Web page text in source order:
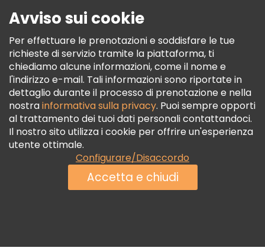
Partner
Iscriviti Al Freetour
Accesso Del Fornitore
Programma Di Affiliazione
Società
Destinazioni
Chi Siamo
Valutazioni e recensioni con tecnologia
Avviso sui cookie
Per effettuare le prenotazioni e soddisfare le tue
richieste di servizio tramite la piattaforma, ti
chiediamo alcune informazioni, come il nome e
l'indirizzo e-mail. Tali informazioni sono riportate in
dettaglio durante il processo di prenotazione e nella
nostrainformativa sulla privacy. Puoi sempre opporti
al trattamento dei tuoi dati personali contattandoci.
Il nostro sito utilizza i cookie per offrire un'esperienza
utente ottimale.
Configurare/Disaccordo
Accetta e chiudi